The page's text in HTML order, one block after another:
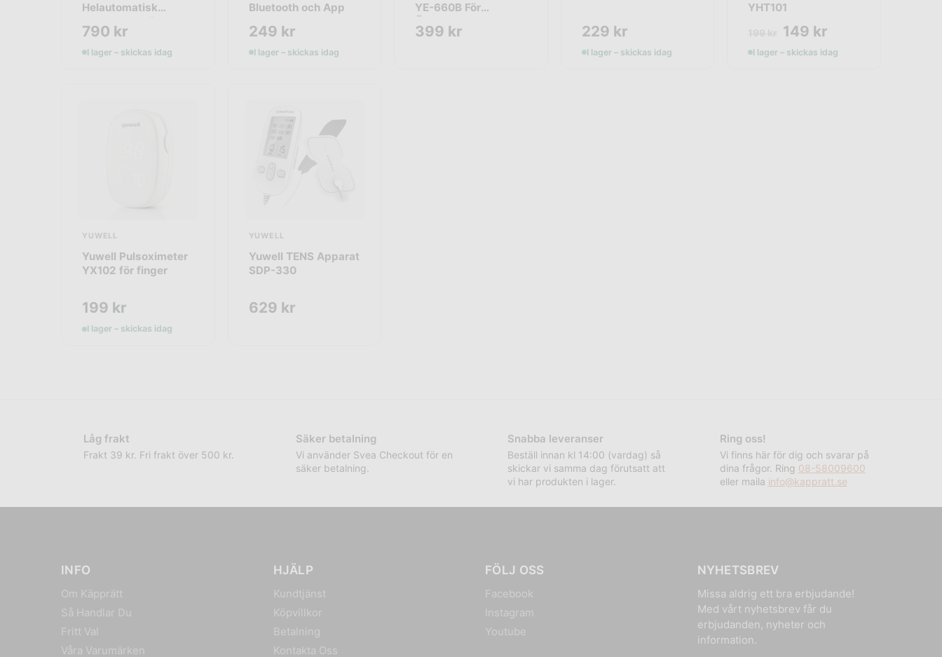
Helautomatisk
(allt-i-ett)
790 kr
I lager – skickas idag
Bluetooth och App
249 kr
I lager – skickas idag
YE-660B För
Överarm
399 kr 229 kr
I lager – skickas idag
YHT101
149 kr
I lager – skickas idag
YUWELL
Yuwell Pulsoximeter
YX102 för finger
199 kr
I lager – skickas idag
YUWELL
Yuwell TENS Apparat
SDP-330
629 kr
Låg frakt
Frakt 39 kr. Fri frakt över 500 kr.
Säker betalning
Vi använder Svea Checkout för en
säker betalning.
Snabba leveranser
Beställ innan kl 14:00 (vardag) så
skickar vi samma dag förutsatt att
vi har produkten i lager.
Ring oss!
Vi finns här för dig och svarar på
dina frågor. Ring 08-58009600
eller maila info@kappratt.se
INFO
Om Käpprätt
Så Handlar Du
Fritt Val
Våra Varumärken
HJÄLP
Kundtjänst
Köpvillkor
Betalning
Kontakta Oss
FÖLJ OSS
Facebook
Instagram
Youtube
NYHETSBREV
Missa aldrig ett bra erbjudande!
Med vårt nyhetsbrev får du
erbjudanden, nyheter och
information.